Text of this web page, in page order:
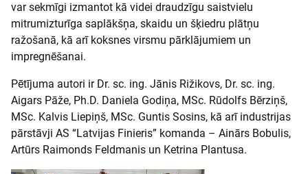
var sekmīgi izmantot kā videi draudzīgu saistvielu
mitrumizturīga saplākšņa, skaidu un šķiedru plātņu
ražošanā, kā arī koksnes virsmu pārklājumiem un
impregnēšanai.
Pētījuma autori ir Dr. sc. ing. Jānis Rižikovs, Dr. sc. ing.
Aigars Pāže, Ph.D. Daniela Godiņa, MSc. Rūdolfs Bērziņš,
MSc. Kalvis Liepiņš, MSc. Guntis Sosins, kā arī industrijas
pārstāvji AS “Latvijas Finieris” komanda – Ainārs Bobulis,
Artūrs Raimonds Feldmanis un Ketrina Plantusa.